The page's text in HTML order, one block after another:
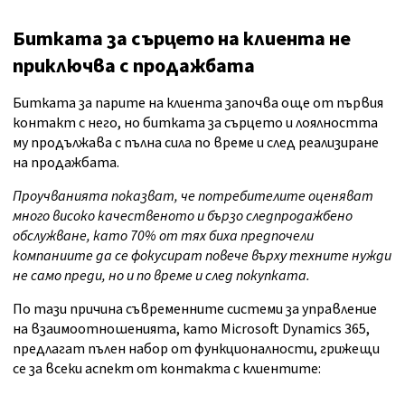
Битката за сърцето на клиента не
приключва с продажбата
Битката за парите на клиента започва още от първия
контакт с него, но битката за сърцето и лоялността
му продължава с пълна сила по време и след реализиране
на продажбата.
Проучванията показват, че потребителите оценяват
много високо качественото и бързо следпродажбено
обслужване, като 70% от тях биха предпочели
компаниите да се фокусират повече върху техните нужди
не само преди, но и по време и след покупката.
По тази причина съвременните системи за управление
на взаимоотношенията, като Microsoft Dynamics 365,
предлагат пълен набор от функционалности, грижещи
се за всеки аспект от контакта с клиентите: